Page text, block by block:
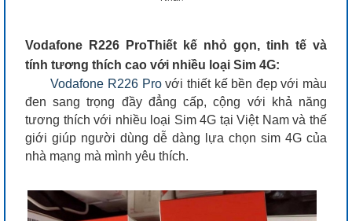
Vodafone R226 ProThiết kế nhỏ gọn, tinh tế và
tính tương thích cao với nhiều loại Sim 4G:
Vodafone R226 Provới thiết kế bền đẹp với màu
đen sang trọng đầy đẳng cấp, cộng với khả năng
tương thích với nhiều loại Sim 4G tại Việt Nam và thế
giới giúp người dùng dễ dàng lựa chọn sim 4G của
nhà mạng mà mình yêu thích.